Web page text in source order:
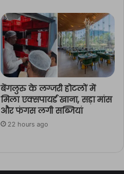
बेंगलुरु के लग्जरी होटलों में
मिला एक्सपायर्ड खाना, सड़ा मांस
और फंगस लगी सब्जियां
22 hours ago